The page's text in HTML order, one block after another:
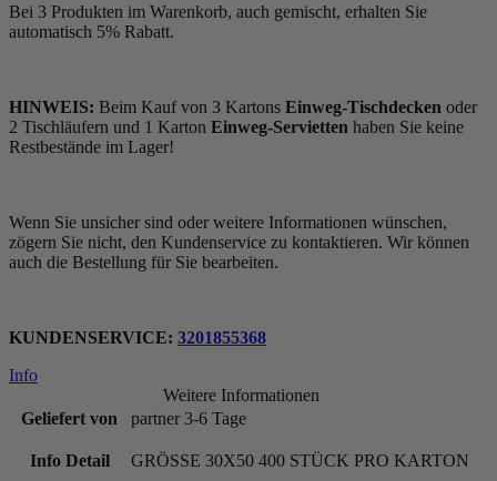
Bei 3 Produkten im Warenkorb, auch gemischt, erhalten Sie
automatisch 5% Rabatt.
HINWEIS: Beim Kauf von 3 Kartons Einweg-Tischdecken oder
2 Tischläufern und 1 Karton Einweg-Servietten haben Sie keine
Restbestände im Lager!
Wenn Sie unsicher sind oder weitere Informationen wünschen,
zögern Sie nicht, den Kundenservice zu kontaktieren. Wir können
auch die Bestellung für Sie bearbeiten.
KUNDENSERVICE: 3201855368
Info
Weitere Informationen
Geliefert von
partner 3-6 Tage
Info Detail GRÖSSE 30X50 400 STÜCK PRO KARTON